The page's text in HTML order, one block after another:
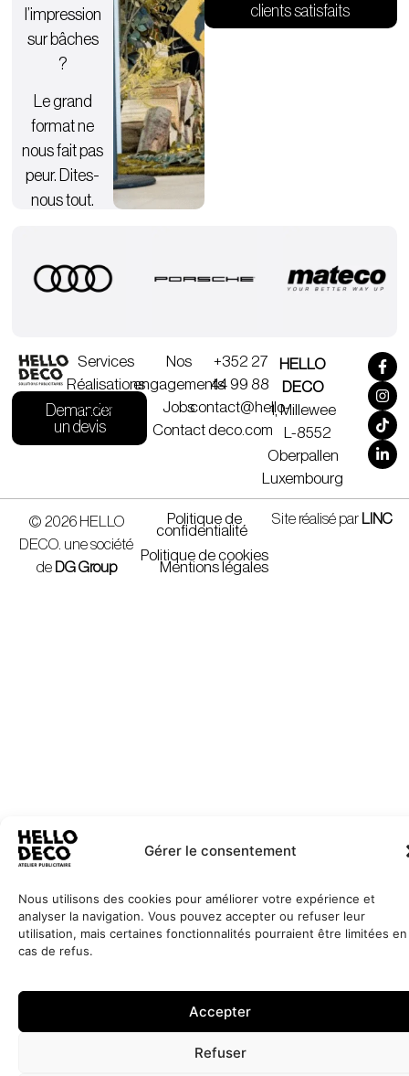
Gérer le consentement
Nous utilisons des cookies pour améliorer votre expérience et
analyser la navigation. Vous pouvez accepter ou refuser leur
utilisation, mais certaines fonctionnalités pourraient être limitées en
cas de refus.
Accepter
Refuser
l’impression
sur bâches
?
Le grand
format ne
nous fait pas
peur. Dites-
nous tout.
clients satisfaits
Demander
un devis
Services
Réalisations
À propos
Nos
engagements
Jobs
Contact
+352 27
44 99 88
contact@hello-
deco.com
HELLO
DECO
1, Millewee
L-8552
Oberpallen
Luxembourg
© 2026 HELLO
DECO. une société
de DG Group
Politique de
confidentialité
Politique de cookies
Mentions légales
Site réalisé par LINC